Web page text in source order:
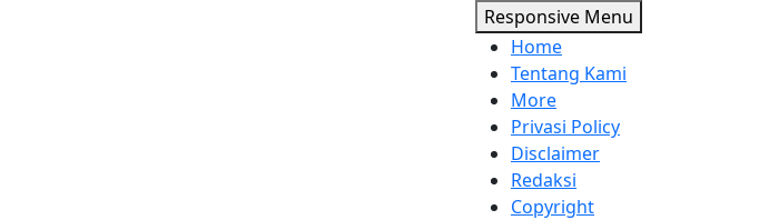
Responsive Menu
Home
Tentang Kami
More
Privasi Policy
Disclaimer
Redaksi
Copyright